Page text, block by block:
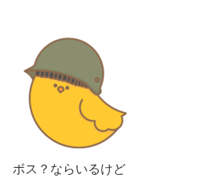
ボス？ならいるけど